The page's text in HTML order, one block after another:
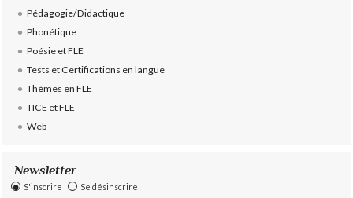
Pédagogie/Didactique
Phonétique
Poésie et FLE
Tests et Certifications en langue
Thèmes en FLE
TICE et FLE
Web
Newsletter
S'inscrire Se désinscrire